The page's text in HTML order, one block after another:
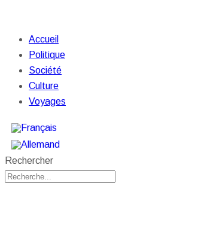
Accueil
Politique
Société
Culture
Voyages
Rechercher